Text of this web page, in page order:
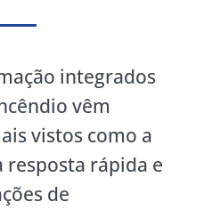
integrados
vêm
vistos como a
resposta rápida e
de